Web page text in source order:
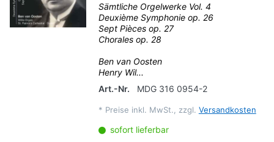
Sämtliche Orgelwerke Vol. 4
Deuxième Symphonie op. 26
Sept Pièces op. 27
Chorales op. 28
Ben van Oosten
Henry Wil...
Art.-Nr.
MDG 316 0954-2
* Preise inkl. MwSt., zzgl. Versandkosten
sofort lieferbar